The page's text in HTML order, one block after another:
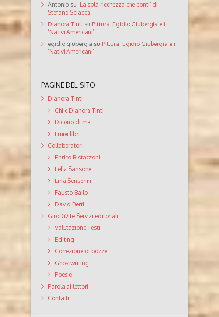
Antonio su ‘La sola ricchezza che conti’ di
Stefano Sciacca
Dianora Tinti su Pittura: Egidio Giubergia e i
‘Nativi Americani’
egidio giubergia su Pittura: Egidio Giubergia e i
‘Nativi Americani’
PAGINE DEL SITO
Dianora Tinti
Chi è Dianora Tinti
Dicono di me
I miei libri
Collaboratori
Enrico Bistazzoni
Lella Sansone
Lina Senserini
Fausto Bailo
David Berti
GiroDiVite Servizi editoriali
Valutazione Testi
Editing
Correzione di bozze
Ghostwriting
Poesie
Parola ai lettori
Contatti